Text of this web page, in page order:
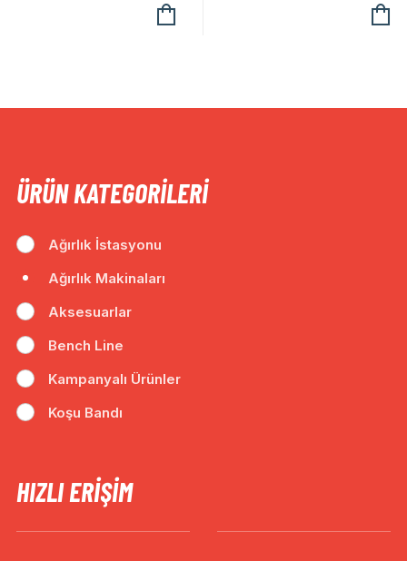
ÜRÜN KATEGORILERI
Ağırlık İstasyonu
Ağırlık Makinaları
Aksesuarlar
Bench Line
Kampanyalı Ürünler
Koşu Bandı
HIZLI ERIŞIM